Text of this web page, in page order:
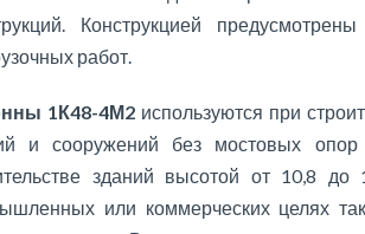
Конструкцией
работ.
1К48-4М2 используются при
и сооружений без мостовых
зданий высотой от 10,8
или коммерческих целях